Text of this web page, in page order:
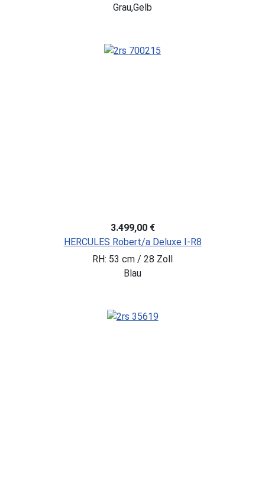
Grau,Gelb
3.499,00 €
HERCULES Robert/a Deluxe I-R8
RH: 53 cm / 28 Zoll
Blau